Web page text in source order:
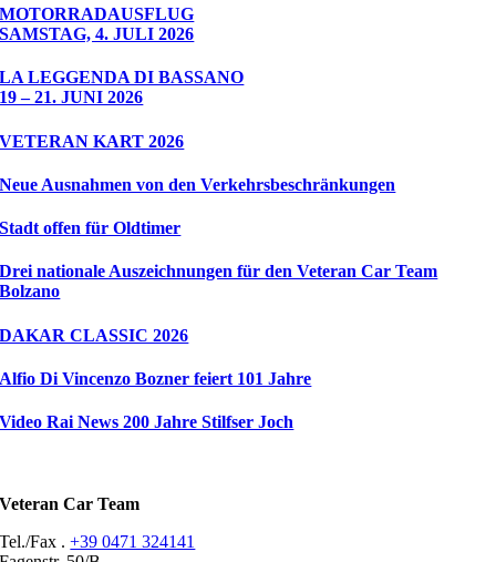
MOTORRADAUSFLUG
SAMSTAG, 4. JULI 2026
LA LEGGENDA DI BASSANO
19 – 21. JUNI 2026
VETERAN KART 2026
Neue Ausnahmen von den Verkehrsbeschränkungen
Stadt offen für Oldtimer
Drei nationale Auszeichnungen für den Veteran Car Team
Bolzano
DAKAR CLASSIC 2026
Alfio Di Vincenzo Bozner feiert 101 Jahre
Video Rai News 200 Jahre Stilfser Joch
Veteran Car Team
Tel./Fax .+39 0471 324141